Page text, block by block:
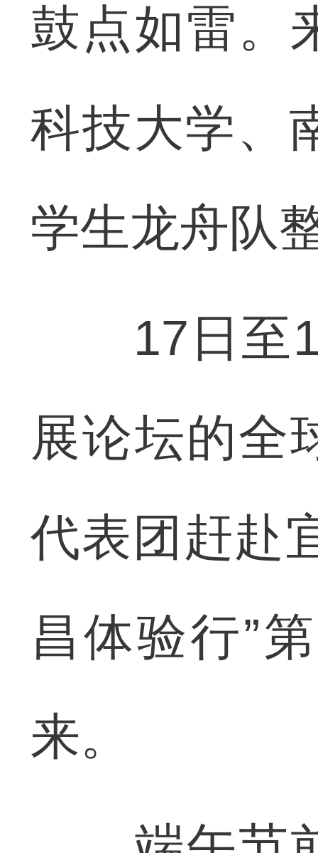
鼓点如雷。
科技大学、
学生龙舟队
17日至19
展论坛的全
代表团赶赴
昌体验行”
来。